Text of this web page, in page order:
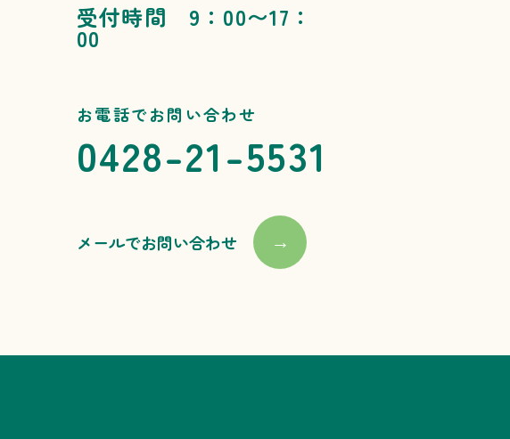
受付時間 9：00〜17：
00
お電話でお問い合わせ
0428-21-5531
メールでお問い合わせ →